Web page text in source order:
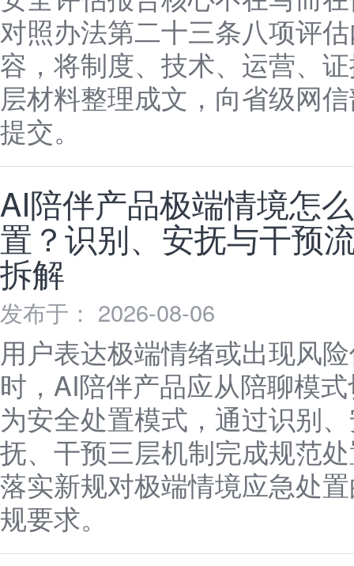
对照办法第二十三条八项评
容，将制度、技术、运营、
层材料整理成文，向省级网
提交。
AI陪伴产品极端情境怎
置？识别、安抚与干预
拆解
发布于： 2026-08-06
用户表达极端情绪或出现风
时，AI陪伴产品应从陪聊模
为安全处置模式，通过识别
抚、干预三层机制完成规范
落实新规对极端情境应急处
规要求。